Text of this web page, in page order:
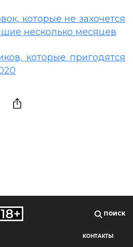
которые не захочется
несколько месяцев
которые пригодятся
ПОИСК
КОНТАКТЫ